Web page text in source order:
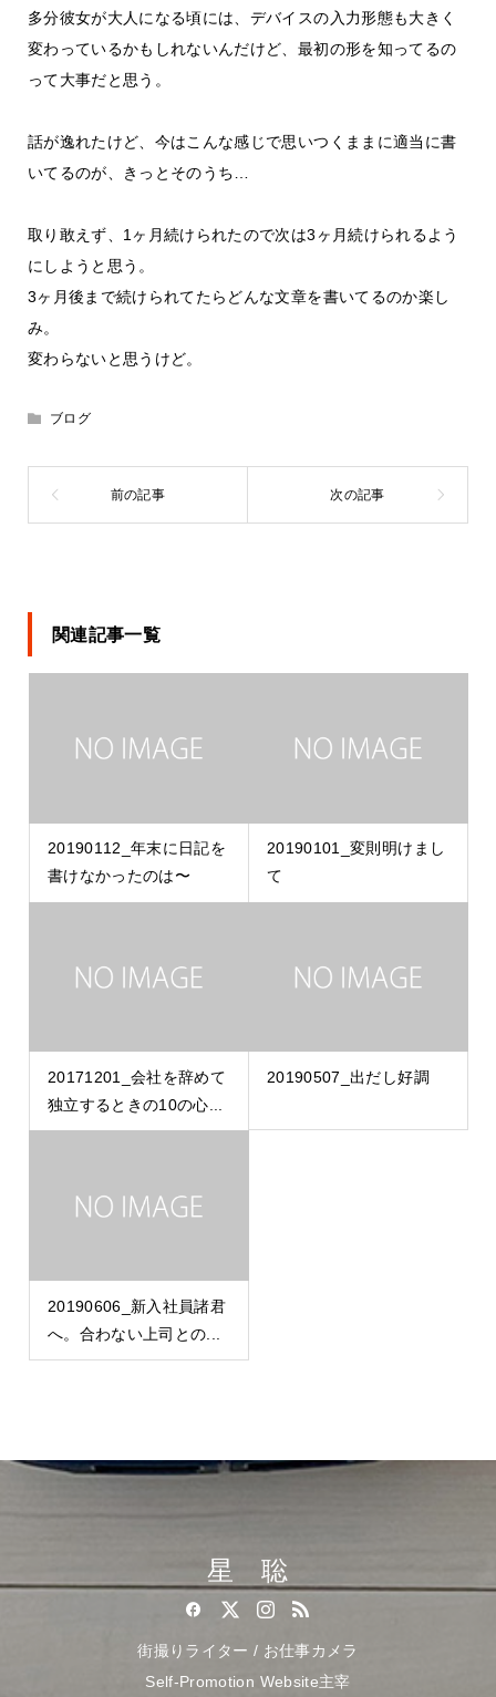
多分彼女が大人になる頃には、デバイスの入力形態も大きく
変わっているかもしれないんだけど、最初の形を知ってるの
って大事だと思う。
話が逸れたけど、今はこんな感じで思いつくままに適当に書
いてるのが、きっとそのうち…
取り敢えず、1ヶ月続けられたので次は3ヶ月続けられるよう
にしようと思う。
3ヶ月後まで続けられてたらどんな文章を書いてるのか楽し
み。
変わらないと思うけど。
ブログ
関連記事一覧
20190112_年末に日記を
書けなかったのは〜
20190101_変則明けまし
て
20171201_会社を辞めて
独立するときの10の心...
20190507_出だし好調
20190606_新入社員諸君
へ。合わない上司との...
星 聡
街撮りライター / お仕事カメラ
Self-Promotion Website主宰